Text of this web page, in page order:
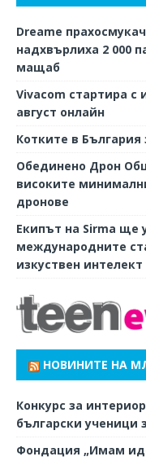
Dreame
надхвърлиха 2 000
мащаб
Vivacom стартира
август онлайн
Котките в
Обединено Дрон
високите
дронове
Екипът на Sirma ще
международните
изкуствен
НОВИНИТЕ НА
Конкурс за
български ученици
Фондация „Имам